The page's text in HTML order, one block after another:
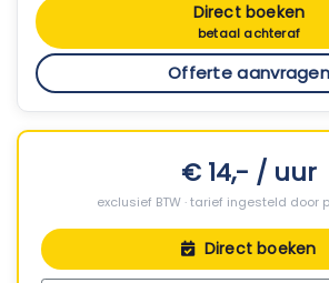
Direct boeken
betaal achteraf
Offerte aanvragen
€ 14,- / uur
exclusief BTW · tarief ingesteld door
Direct boeken